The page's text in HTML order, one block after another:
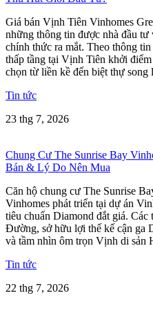
Giá bán Vịnh Tiên Vinhomes
những thông tin được nhà đầu tư
chính thức ra mắt. Theo thông
thấp tầng tại Vịnh Tiên khởi
chọn từ liền kề đến biệt thự song
Tin tức
23 thg 7, 2026
Chung Cư The Sunrise Bay
Bán & Lý Do Nên Mua
Căn hộ chung cư The Sunrise
Vinhomes phát triển tại dự án
tiêu chuẩn Diamond đắt giá.
Đường, sở hữu lợi thế kế cận ga
và tầm nhìn ôm trọn Vịnh di sản
Tin tức
22 thg 7, 2026